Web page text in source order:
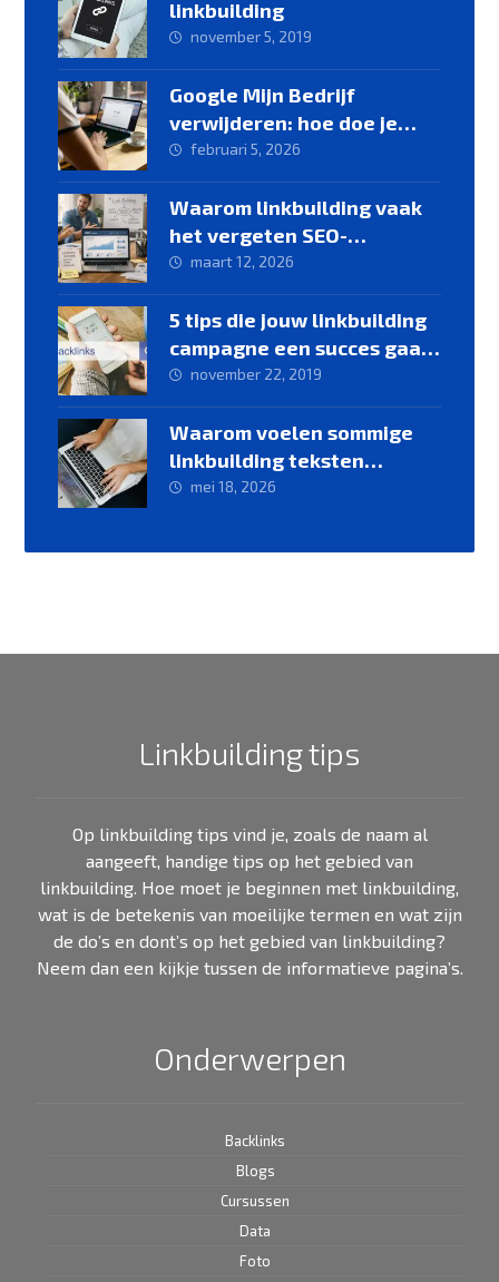
linkbuilding
november 5, 2019
Google Mijn Bedrijf
verwijderen: hoe doe je
dat?februari 5, 2026
Waarom linkbuilding vaak
het vergeten SEO-
onderdeel is
maart 12, 2026
5 tips die jouw linkbuilding
campagne een succes gaan
maken
november 22, 2019
Waarom voelen sommige
linkbuilding teksten
geforceerd aan?
mei 18, 2026
Linkbuilding tips
Op linkbuilding tips vind je, zoals de naam al
aangeeft, handige tips op het gebied van
linkbuilding. Hoe moet je beginnen met linkbuilding,
wat is de betekenis van moeilijke termen en wat zijn
de do’s en dont’s op het gebied van linkbuilding?
Neem dan een kijkje tussen de informatieve pagina’s.
Onderwerpen
Backlinks
Blogs
Cursussen
Data
Foto